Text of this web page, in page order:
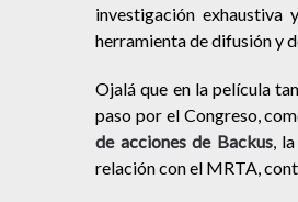
investigación
herramienta de difusión y
Ojalá que en la película
paso por el Congreso,
de acciones de Backus,
relación con el MRTA,